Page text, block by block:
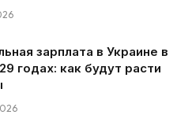
зарплата в Украине в
годах: как будут расти